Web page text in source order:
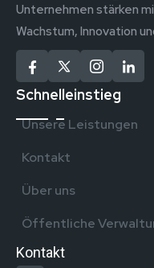
Unternehmen stärken
Wachstum, Innovation
Schnelleinstieg
Unsere Leistungen
Kontakt
Über uns
Öffentliche
Kontakt